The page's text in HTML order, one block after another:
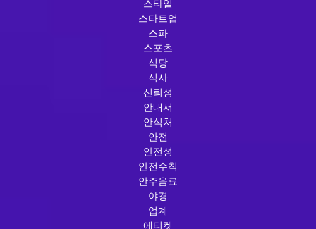
스타일
스타트업
스파
스포츠
식당
식사
신뢰성
안내서
안식처
안전
안전성
안전수칙
안주음료
야경
업계
에티켓